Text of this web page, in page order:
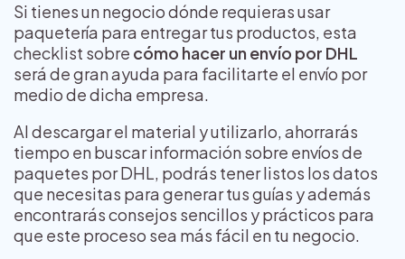
Si tienes un negocio dónde requieras usar
paquetería para entregar tus productos, esta
checklist sobre cómo hacer un envío por DHL
será de gran ayuda para facilitarte el envío por
medio de dicha empresa.
Al descargar el material y utilizarlo, ahorrarás
tiempo en buscar información sobre envíos de
paquetes por DHL, podrás tener listos los datos
que necesitas para generar tus guías y además
encontrarás consejos sencillos y prácticos para
que este proceso sea más fácil en tu negocio.